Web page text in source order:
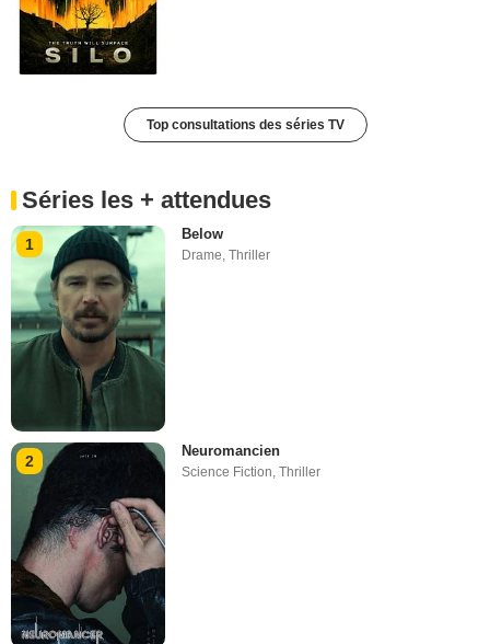
Top consultations des séries TV
Séries les + attendues
1
Below
Drame,Thriller
2
Neuromancien
Science Fiction,Thriller